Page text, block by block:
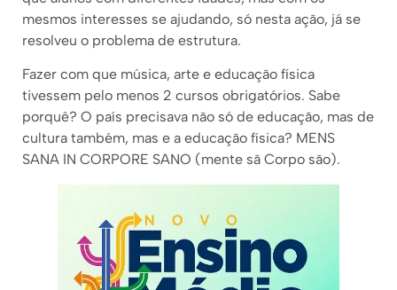
mesmos interesses se ajudando, só nesta ação, já se
resolveu o problema de estrutura.
Fazer com que música, arte e educação física
tivessem pelo menos 2 cursos obrigatórios. Sabe
porquê? O país precisava não só de educação, mas de
cultura também, mas e a educação física? MENS
SANA IN CORPORE SANO (mente sã Corpo são).